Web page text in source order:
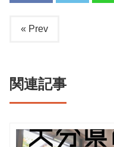
« Prev
関連記事